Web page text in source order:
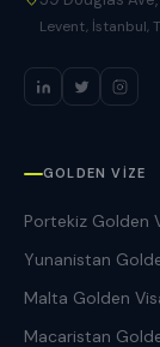
Levent, İstanbul,
GOLDEN VIZE
Portekiz Golden
Yunanistan
Malta Golden
Macaristan